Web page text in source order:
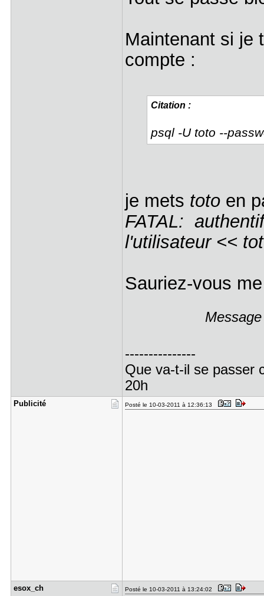
Maintenant si je
compte :
Citation :
psql -U toto --
je mets totoen
FATAL:
l'utilisateur <<
Sauriez-vous
---------------
Que va-t-il se passer
20h
Publicité Posté le 10-03-2011 à 12:36:13
esox_ch Posté le 10-03-2011 à 13:24:02